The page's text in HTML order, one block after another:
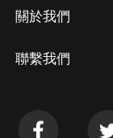
關於我們
聯繫我們